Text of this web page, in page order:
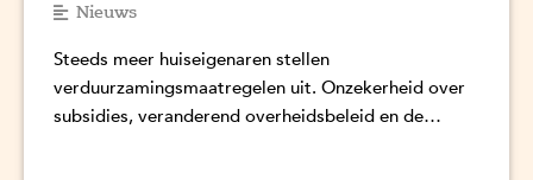
Nieuws
Steeds meer huiseigenaren stellen
verduurzamingsmaatregelen uit. Onzekerheid over
subsidies, veranderend overheidsbeleid en de